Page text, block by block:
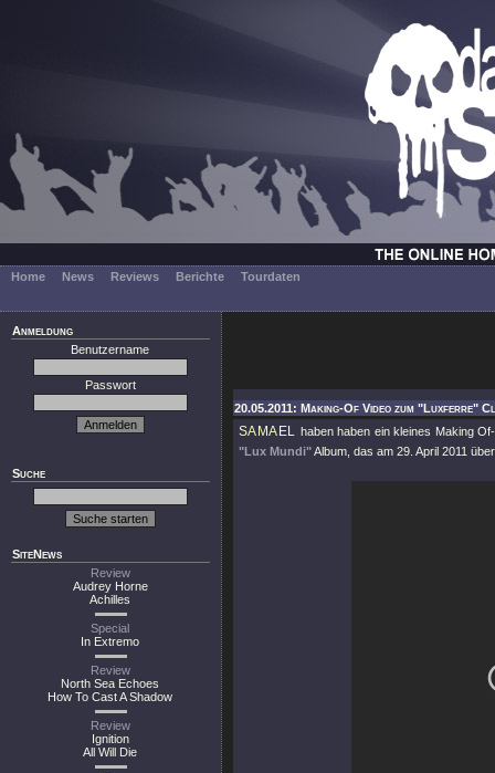
Home News Reviews Berichte Tourdaten
Anmeldung
Benutzername
Passwort
Suche
SiteNews
Review
Audrey Horne
Achilles
Special
In Extremo
Review
North Sea Echoes
How To Cast A Shadow
Review
Ignition
All Will Die
20.05.2011: Making-Of Video zum "Luxferre"
SAMAEL haben haben ein kleines Making
"Lux Mundi"Album, das am 29. April 2011